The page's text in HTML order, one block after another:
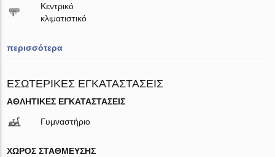
Κεντρικό
κλιματιστικό
περισσότερα
ΕΣΩΤΕΡΙΚΈΣ ΕΓΚΑΤΑΣΤΆΣΕΙΣ
ΑΘΛΗΤΙΚΈΣ ΕΓΚΑΤΑΣΤΆΣΕΙΣ
Γυμναστήριο
ΧΏΡΟΣ ΣΤΆΘΜΕΥΣΗΣ